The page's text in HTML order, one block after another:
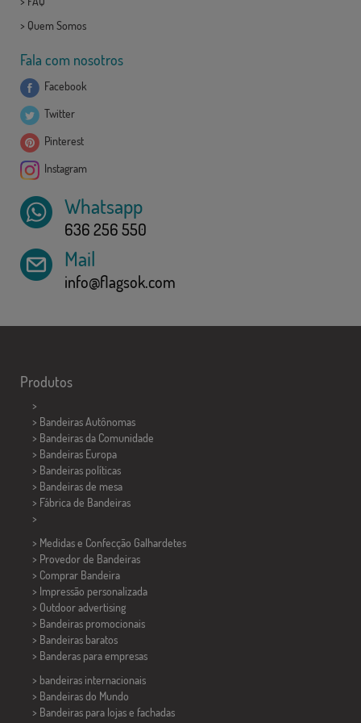
> Quem Somos
Fala com nosotros
Facebook
Twitter
Pinterest
Instagram
Whatsapp
636 256 550
Mail
info@flagsok.com
Produtos
>
> Bandeiras Autônomas
> Bandeiras da Comunidade
> Bandeiras Europa
> Bandeiras políticas
> Bandeiras de mesa
> Fábrica de Bandeiras
>
> Medidas e Confecção Galhardetes
> Provedor de Bandeiras
> Comprar Bandeira
> Impressão personalizada
> Outdoor advertising
> Bandeiras promocionais
> Bandeiras baratos
> Banderas para empresas
> bandeiras internacionais
> Bandeiras do Mundo
> Bandeiras para lojas e fachadas